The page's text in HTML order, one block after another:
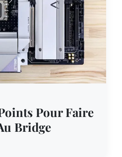
Pour Faire
Bridge